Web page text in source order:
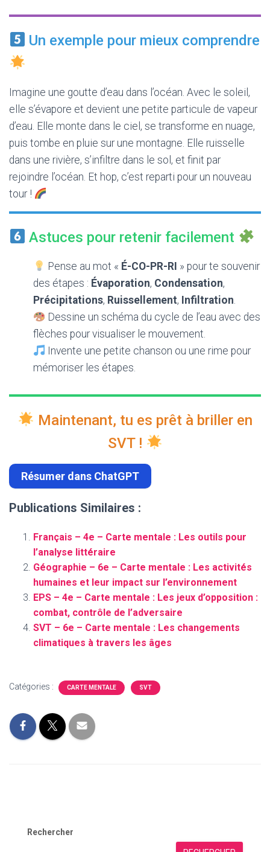
Un exemple pour mieux comprendre
Imagine une goutte d’eau dans l’océan. Avec le soleil,
elle s’évapore et devient une petite particule de vapeur
d’eau. Elle monte dans le ciel, se transforme en nuage,
puis tombe en pluie sur une montagne. Elle ruisselle
dans une rivière, s’infiltre dans le sol, et finit par
rejoindre l’océan. Et hop, c’est reparti pour un nouveau
tour !
Astuces pour retenir facilement
Pense au mot « É-CO-PR-RI » pour te souvenir
des étapes : Évaporation, Condensation,
Précipitations, Ruissellement, Infiltration.
Dessine un schéma du cycle de l’eau avec des
flèches pour visualiser le mouvement.
Invente une petite chanson ou une rime pour
mémoriser les étapes.
Maintenant, tu es prêt à briller en
SVT !
Résumer dans ChatGPT
Publications Similaires :
Français – 4e – Carte mentale : Les outils pour
l’analyse littéraire
Géographie – 6e – Carte mentale : Les activités
humaines et leur impact sur l’environnement
EPS – 4e – Carte mentale : Les jeux d’opposition :
combat, contrôle de l’adversaire
SVT – 6e – Carte mentale : Les changements
climatiques à travers les âges
Catégories : CARTE MENTALE SVT
Rechercher